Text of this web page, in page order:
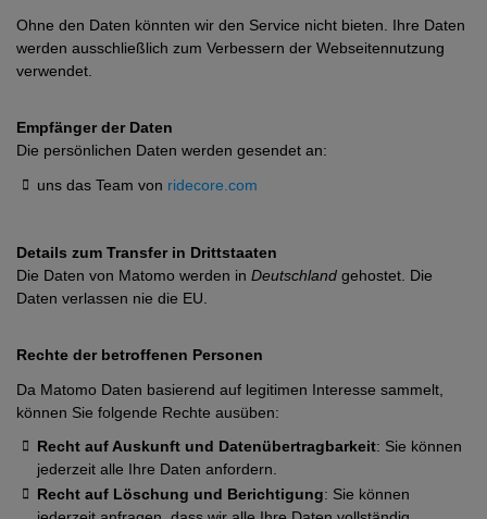
Ohne den Daten könnten wir den Service nicht bieten. Ihre Daten
werden ausschließlich zum Verbessern der Webseitennutzung
verwendet.
Empfänger der Daten
Die persönlichen Daten werden gesendet an:
uns das Team von ridecore.com
Details zum Transfer in Drittstaaten
Die Daten von Matomo werden in Deutschland gehostet. Die
Daten verlassen nie die EU.
Rechte der betroffenen Personen
Da Matomo Daten basierend auf legitimen Interesse sammelt,
können Sie folgende Rechte ausüben:
Recht auf Auskunft und Datenübertragbarkeit: Sie können
jederzeit alle Ihre Daten anfordern.
Recht auf Löschung und Berichtigung: Sie können